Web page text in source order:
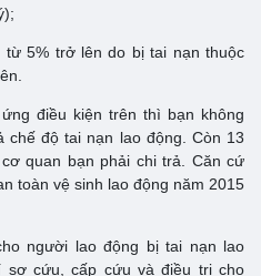
5% trở lên do bị tai nạn thuộc
điều kiện trên thì bạn không
độ tai nạn lao động. Còn 13
quan bạn phải chi trả. Căn cứ
toàn vệ sinh lao động năm 2015
người lao động bị tai nạn lao
sơ cứu, cấp cứu và điều trị cho